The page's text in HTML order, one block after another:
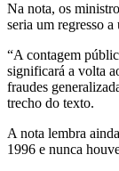
Na nota, os
seria um regresso
“A contagem
significará a volta
fraudes
trecho do texto.
A nota lembra
1996 e nunca